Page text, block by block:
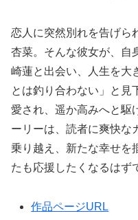
恋人に突然別れを告げら
杏菜。そんな彼女が、自
崎蓮と出会い、人生を大
とは釣り合わない」と見
愛され、遥か高みへと駆
ーリーは、読者に爽快な
乗り越え、新たな幸せを
たも応援したくなるはず
作品ページURL